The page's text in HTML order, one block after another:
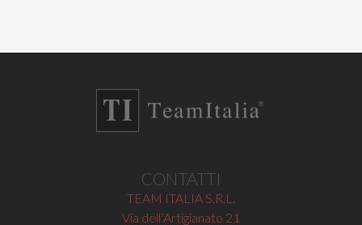
CONTATTI
TEAM ITALIA S.R.L.
Via dell’Artigianato 21